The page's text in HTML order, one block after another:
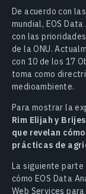
De acuerdo con
mundial, EOS
con las
de la ONU.
con 10 de los 17
toma como
medioambiente.
Para mostrar la
Rim Elijah y
que revelan
prácticas de
La siguiente parte
cómo EOS Data
Web Services